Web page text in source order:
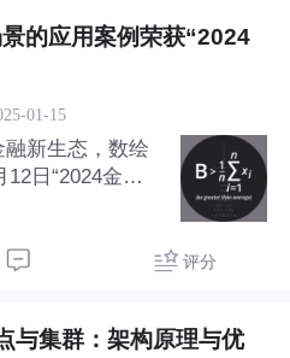
的应用案例荣获“2024
01-15
日“2024金融
获“金创奖——
评分
与集群：架构原理与优